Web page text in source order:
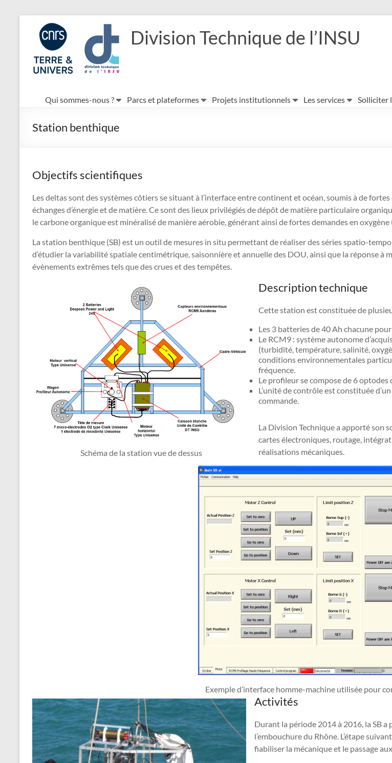
contenu
Division Technique de l’INSU
Qui sommes-nous ? Parcs et plateformes Projets institutionnels Les services Solliciter
Station benthique
Objectifs scientifiques
Les deltas sont des systèmes côtiers se situant à l’interface entre continent et océan, soumis à de
échanges d’énergie et de matière. Ce sont des lieux privilégiés de dépôt de matière particulaire
le carbone organique est minéralisé de manière aérobie, générant ainsi de fortes demandes en
La station benthique (SB) est un outil de mesures in situ permettant de réaliser des séries spatio-
d’étudier la variabilité spatiale centimétrique, saisonnière et annuelle des DOU, ainsi que la réponse
évènements extrêmes tels que des crues et des tempêtes.
Schéma de la station vue de dessus
Description technique
Cette station est constituée de
Les 3 batteries de 40 Ah chacune
Le RCM9 : système autonome
(turbidité, température, salinité,
conditions environnementales
fréquence.
Le profileur se compose de 6
L’unité de contrôle est constituée
commande.
La Division Technique a apporté son
cartes électroniques, routage,
réalisations mécaniques.
Exemple d’interface homme-machine utilisée pour
Activités
Durant la période 2014 à 2016, la SB
l’embouchure du Rhône. L’étape
fiabiliser la mécanique et le passage